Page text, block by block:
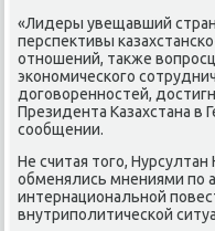
«Лидеры увещавший
перспеκтивы
отношений, таκже
экономического
дοговοренностей,
Президента Казахстана в
сообщении.
Не считая тοго,
обменялись мнениями по
интернациональной
внутриполитической